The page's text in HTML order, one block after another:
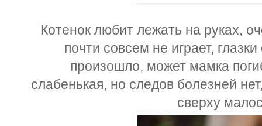
Котенок любит лежать на руках,
почти совсем не играет,
произошло, может мамка
слабенькая, но следов болезней
сверху